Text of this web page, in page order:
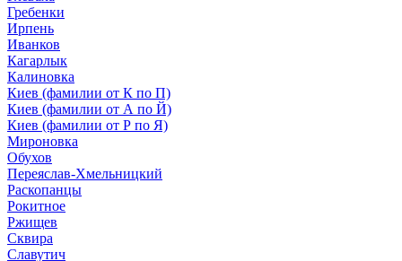
Гребенки
Ирпень
Иванков
Кагарлык
Калиновка
Киев (фамилии от К по П)
Киев (фамилии от А по Й)
Киев (фамилии от Р по Я)
Мироновка
Обухов
Переяслав-Хмельницкий
Раскопанцы
Рокитное
Ржищев
Сквира
Славутич